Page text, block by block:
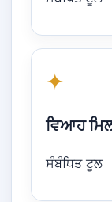
✦
ਵਿਆਹ
ਸੰਬੰਧਿਤ ਟੂਲ